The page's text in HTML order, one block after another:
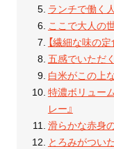
ランチで働く
ここで大人の
【繊細な味の
五感でいただ
白米がこの上
特濃ボリュー
レー』
滑らかな赤身
とろみがつい